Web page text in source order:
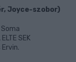
Joyce-szobor)
SEK